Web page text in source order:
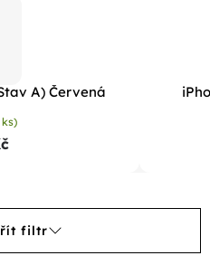
A) Červená
ks)
filtr